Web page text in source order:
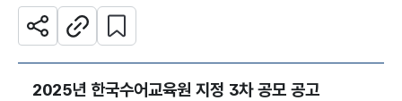
공유하기주소복사
관심 콘텐츠 설정하기
2025년 한국수어교육원 지정 3차 공모 공고